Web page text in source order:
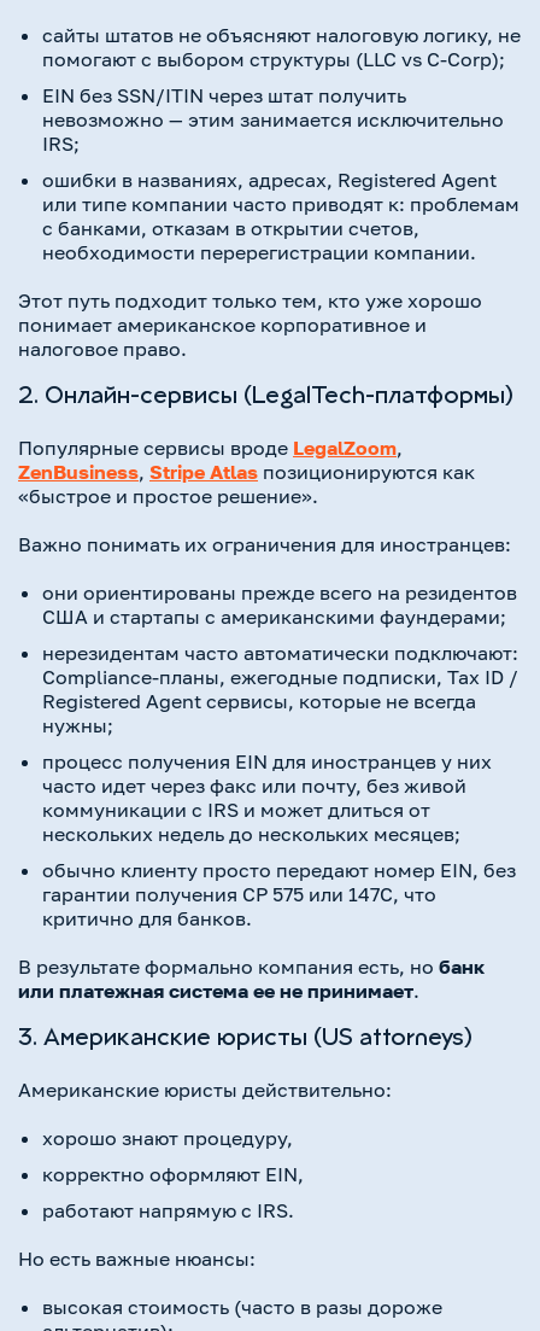
сайты штатов не объясняют налоговую логику, не
помогают с выбором структуры (LLC vs C-Corp);
EIN без SSN/ITIN через штат получить
невозможно — этим занимается исключительно
IRS;
ошибки в названиях, адресах, Registered Agent
или типе компании часто приводят к: проблемам
с банками, отказам в открытии счетов,
необходимости перерегистрации компании.
Этот путь подходит только тем, кто уже хорошо
понимает американское корпоративное и
налоговое право.
2. Онлайн-сервисы (LegalTech-платформы)
Популярные сервисы вроде LegalZoom,
ZenBusiness, Stripe Atlas позиционируются как
«быстрое и простое решение».
Важно понимать их ограничения для иностранцев:
они ориентированы прежде всего на резидентов
США и стартапы с американскими фаундерами;
нерезидентам часто автоматически подключают:
Compliance-планы, ежегодные подписки, Tax ID /
Registered Agent сервисы, которые не всегда
нужны;
процесс получения EIN для иностранцев у них
часто идет через факс или почту, без живой
коммуникации с IRS и может длиться от
нескольких недель до нескольких месяцев;
обычно клиенту просто передают номер EIN, без
гарантии получения CP 575 или 147C, что
критично для банков.
В результате формально компания есть, но банк
или платежная система ее не принимает.
3. Американские юристы (US attorneys)
Американские юристы действительно:
хорошо знают процедуру,
корректно оформляют EIN,
работают напрямую с IRS.
Но есть важные нюансы:
высокая стоимость (часто в разы дороже